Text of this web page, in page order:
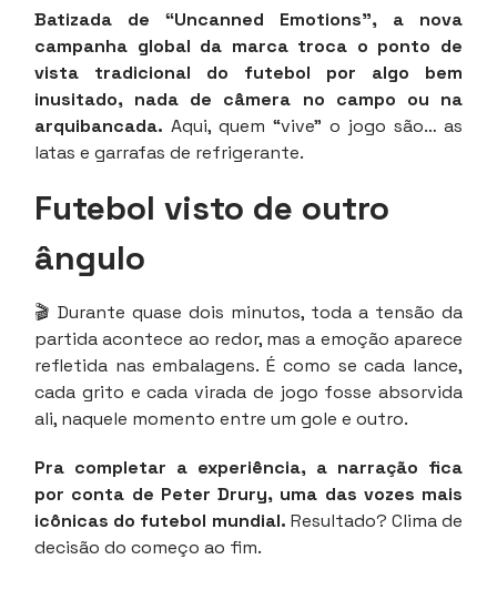
Batizada de “Uncanned Emotions”, a nova
campanha global da marca troca o ponto de
vista tradicional do futebol por algo bem
inusitado, nada de câmera no campo ou na
arquibancada. Aqui, quem “vive” o jogo são… as
latas e garrafas de refrigerante.
Futebol visto de outro
ângulo
🎬 Durante quase dois minutos, toda a tensão da
partida acontece ao redor, mas a emoção aparece
refletida nas embalagens. É como se cada lance,
cada grito e cada virada de jogo fosse absorvida
ali, naquele momento entre um gole e outro.
Pra completar a experiência, a narração fica
por conta de Peter Drury, uma das vozes mais
icônicas do futebol mundial. Resultado? Clima de
decisão do começo ao fim.